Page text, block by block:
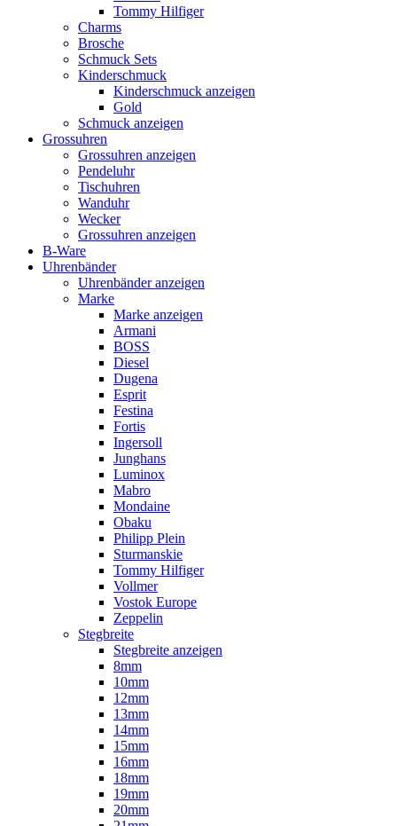
Tommy Hilfiger
Charms
Brosche
Schmuck Sets
Kinderschmuck
Kinderschmuck anzeigen
Gold
Schmuck anzeigen
Grossuhren
Grossuhren anzeigen
Pendeluhr
Tischuhren
Wanduhr
Wecker
Grossuhren anzeigen
B-Ware
Uhrenbänder
Uhrenbänder anzeigen
Marke
Marke anzeigen
Armani
BOSS
Diesel
Dugena
Esprit
Festina
Fortis
Ingersoll
Junghans
Luminox
Mabro
Mondaine
Obaku
Philipp Plein
Sturmanskie
Tommy Hilfiger
Vollmer
Vostok Europe
Zeppelin
Stegbreite
Stegbreite anzeigen
8mm
10mm
12mm
13mm
14mm
15mm
16mm
18mm
19mm
20mm